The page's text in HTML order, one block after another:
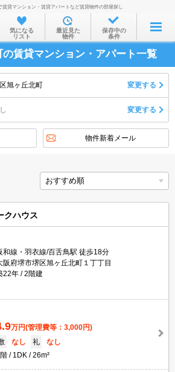
お部屋を探す
沿線・駅から
住所から
家賃相場から
物件特集から
不動産会社から
TOP
貸マンション・賃貸アパートなど賃貸物件の部屋探し
気になる
リスト
最近見た
物件
保存中の
条件
賃貸マンション・アパート一覧
旭ヶ丘北町 変更する
変更する
物件新着メール
クハウス
和線・羽衣線/百舌鳥駅 徒歩18分
阪府堺市堺区旭ヶ丘北町１丁丁目
22年
2階建
万円(管理費等：3,000円)
なし 礼
なし
1DK 26m²